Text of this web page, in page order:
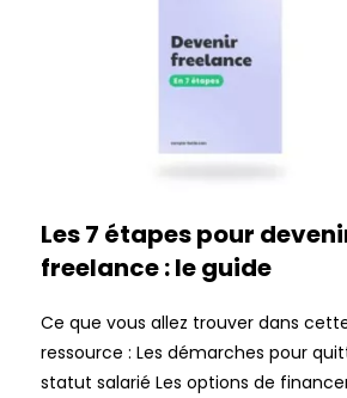
Les 7 étapes pour
freelance : le guide
Ce que vous allez trouver dans
ressource : Les démarches pour
statut salarié Les options de